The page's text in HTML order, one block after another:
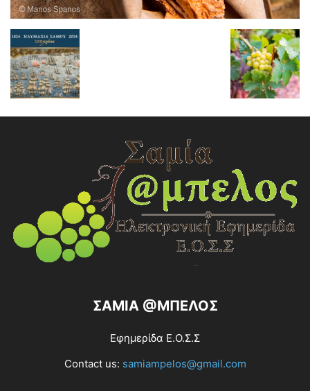
ΣΑΜΙΑ @ΜΠΕΛΟΣ
Εφημερίδα Ε.Ο.Σ.Σ
Contact us: samiampelos@gmail.com